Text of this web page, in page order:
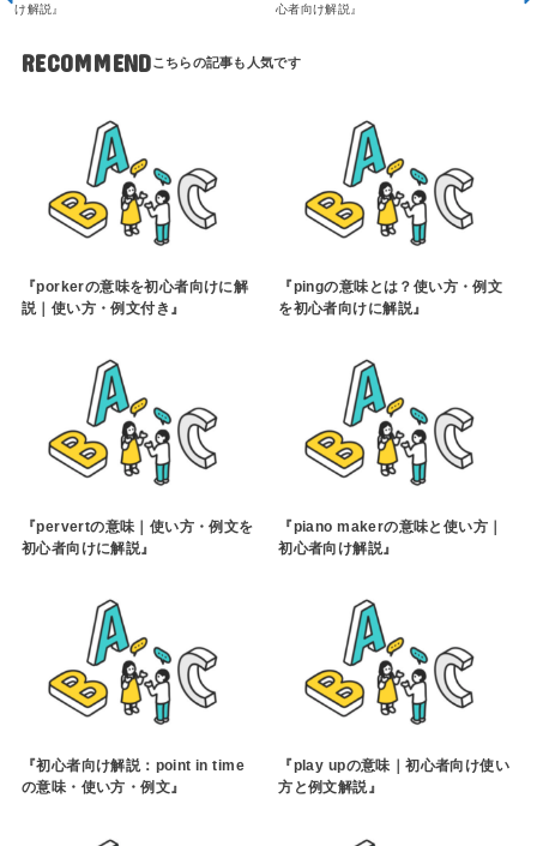
け解説』
心者向け解説』
RECOMMEND
『porkerの意味を初心者向けに解
説｜使い方・例文付き』
『pingの意味とは？使い方・例文
を初心者向けに解説』
『pervertの意味｜使い方・例文を
初心者向けに解説』
『piano makerの意味と使い方｜
初心者向け解説』
『初心者向け解説：point in time
の意味・使い方・例文』
『play upの意味｜初心者向け使い
方と例文解説』